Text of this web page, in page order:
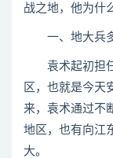
战之地，他为什
一、地大兵
袁术起初担任
区，也就是今天
来，袁术通过不
地区，也有向江
大。